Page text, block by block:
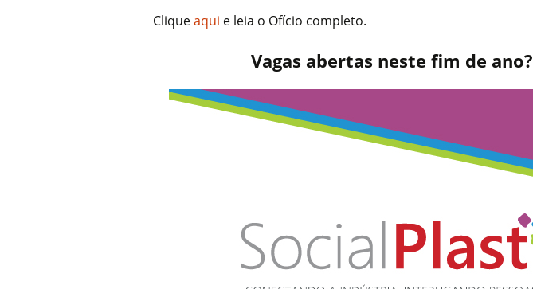
Cliqueaqui e leia o Ofício completo.
Vagas abertas neste fim de ano?